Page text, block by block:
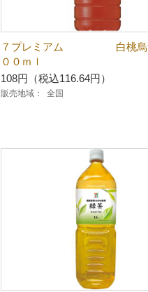
７プレミアム 白桃烏
００ｍｌ
108円（税込116.64円）
販売地域： 全国